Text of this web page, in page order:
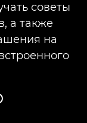
советы
а также
на